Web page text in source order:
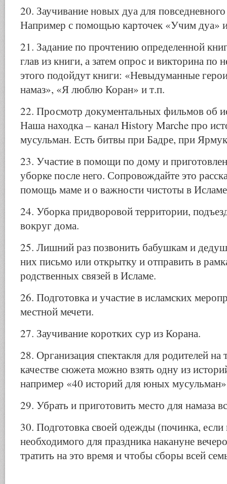
20. Заучивание новых дуа для
Например с помощью карточек «Учим дуа»
21. Задание по прочтению определенной
глав из книги, а затем опрос и викторина по
этого подойдут книги: «Невыдуманные
намаз», «Я люблю Коран» и т.п.
22. Просмотр документальных фильмов об
Наша находка – канал History Marche про
мусульман. Есть битвы при Бадре, при
23. Участие в помощи по дому и
уборке после него. Сопровождайте это
помощь маме и о важности чистоты в
24. Уборка придворовой территории,
вокруг дома.
25. Лишний раз позвонить бабушкам и
них письмо или открытку и отправить в
родственных связей в Исламе.
26. Подготовка и участие в исламских
местной мечети.
27. Заучивание коротких сур из Корана.
28. Организация спектакля для родителей на
качестве сюжета можно взять одну из
например «40 историй для юных
29. Убрать и приготовить место для намаза
30. Подготовка своей одежды (починка,
необходимого для праздника накануне
тратить на это время и чтобы сборы всей